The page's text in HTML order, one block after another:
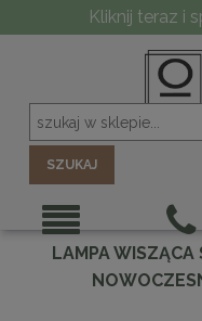
Kliknij teraz i
SZUKAJ
LAMPA WISZĄCA